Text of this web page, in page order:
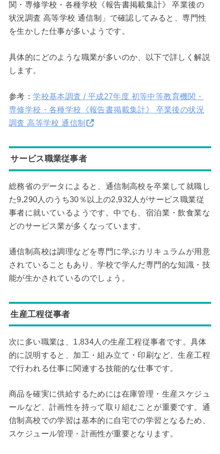
関・専修学校・各種学校《報告書掲載集計》 卒業後の
状況調査 高等学校 通信制」で確認してみると、専門性
を生かした仕事が多いようです。
具体的にどのような職業が多いのか、以下で詳しく解説
します。
参考：学校基本調査 / 平成27年度 初等中等教育機関・
専修学校・各種学校《報告書掲載集計》 卒業後の状況
調査 高等学校 通信制
サービス職業従事者
総務省のデータによると、通信制高校を卒業して就職し
た9,290人のうち30％以上の2,932人がサービス職業従
事者に就いているようです。中でも、宿泊業・飲食業な
どのサービス業が多くなっています。
通信制高校は調理などを専門に学ぶカリキュラムが用意
されていることもあり、学校で学んだ専門的な知識・技
能が生かされているのでしょう。
生産工程従事者
次に多い職業は、1,834人の生産工程従事者です。具体
的に説明すると、加工・組み立て・印刷など、生産工程
で行われる仕事に関連する技能的な仕事です。
商品を確実に供給するためには在庫管理・生産スケジュ
ールなど、計画性を持って取り組むことが重要です。通
信制高校での学習は基本的に自宅での学習となるため、
スケジュール管理・計画性が重要となります。